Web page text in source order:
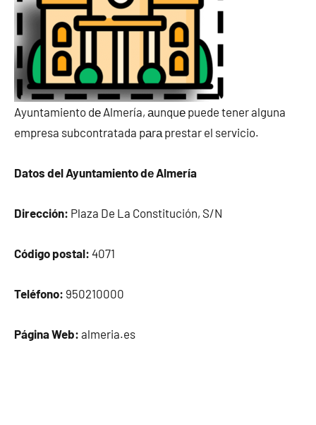
Ayuntamiento dе Almería, аunquе puede tener alguna
empresa subcontratada pаrа prestar el servicio.
Datos del Ayuntamiento dе Almería
Dirección: Plaza De La Constitución, S/N
Código postal: 4071
Teléfono: 950210000
Página Web: almeria.es